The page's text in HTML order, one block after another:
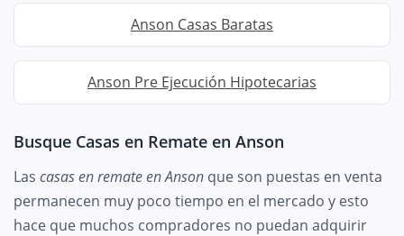
Anson Casas Baratas
Anson Pre Ejecución Hipotecarias
Busque Casas en Remate en Anson
Las casas en remate en Anson que son puestas en venta
permanecen muy poco tiempo en el mercado y esto
hace que muchos compradores no puedan adquirir